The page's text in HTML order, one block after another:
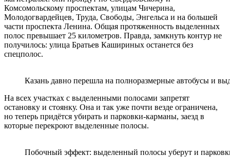
Комсомольскому проспектам, улицам Чичерина,
Молодогвардейцев, Труда, Свободы, Энгельса и на большей
части проспекта Ленина. Общая протяженность выделенных
полос превышает 25 километров. Правда, замкнуть контур не
получилось: улица Братьев Кашириных останется без
спецполос.
Казань давно перешла на полноразмерные автобусы и
На всех участках с выделенными полосами запретят
остановку и стоянку. Она и так уже почти везде ограничена,
но теперь придётся убирать и парковки-карманы, заезд в
которые перекроют выделенные полосы.
Побочный эффект: выделенный полосы уберут и